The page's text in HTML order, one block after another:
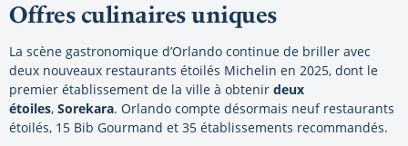
Offres culinaires uniques
La scène gastronomique d’Orlando continue de briller avec
deux nouveaux restaurants étoilés Michelin en 2025, dont le
premier établissement de la ville à obtenir deux
étoiles, Sorekara. Orlando compte désormais neuf restaurants
étoilés, 15 Bib Gourmand et 35 établissements recommandés.